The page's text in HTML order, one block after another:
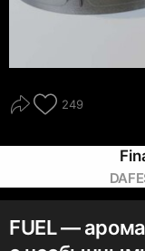
249
FUEL —